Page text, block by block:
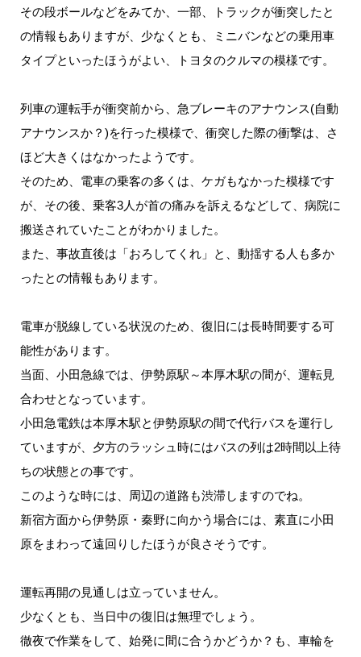
その段ボールなどをみてか、一部、トラックが衝突したと
の情報もありますが、少なくとも、ミニバンなどの乗用車
タイプといったほうがよい、トヨタのクルマの模様です。
列車の運転手が衝突前から、急ブレーキのアナウンス(自動
アナウンスか？)を行った模様で、衝突した際の衝撃は、さ
ほど大きくはなかったようです。
そのため、電車の乗客の多くは、ケガもなかった模様です
が、その後、乗客3人が首の痛みを訴えるなどして、病院に
搬送されていたことがわかりました。
また、事故直後は「おろしてくれ」と、動揺する人も多か
ったとの情報もあります。
電車が脱線している状況のため、復旧には長時間要する可
能性があります。
当面、小田急線では、伊勢原駅～本厚木駅の間が、運転見
合わせとなっています。
小田急電鉄は本厚木駅と伊勢原駅の間で代行バスを運行し
ていますが、夕方のラッシュ時にはバスの列は2時間以上待
ちの状態との事です。
このような時には、周辺の道路も渋滞しますのでね。
新宿方面から伊勢原・秦野に向かう場合には、素直に小田
原をまわって遠回りしたほうが良さそうです。
運転再開の見通しは立っていません。
少なくとも、当日中の復旧は無理でしょう。
徹夜で作業をして、始発に間に合うかどうか？も、車輪を